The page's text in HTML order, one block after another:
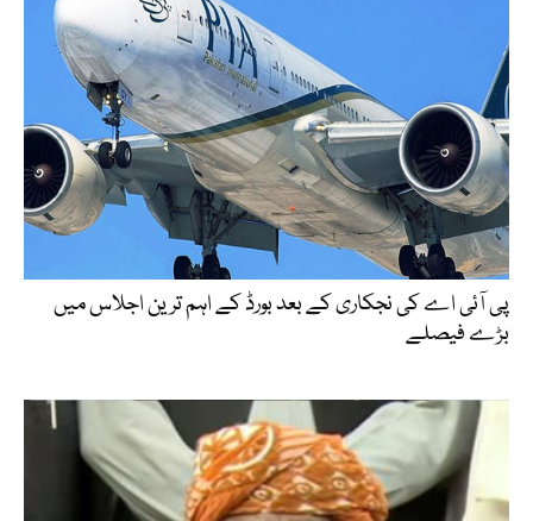
پی آئی اے کی نجکاری کے بعد بورڈ کے اہم ترین اجلاس میں
بڑے فیصلے